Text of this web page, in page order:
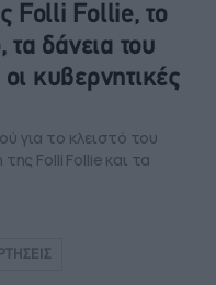
Folli Follie, το
δάνεια του
κυβερνητικές
για το κλειστό του
Folli Follie και τα